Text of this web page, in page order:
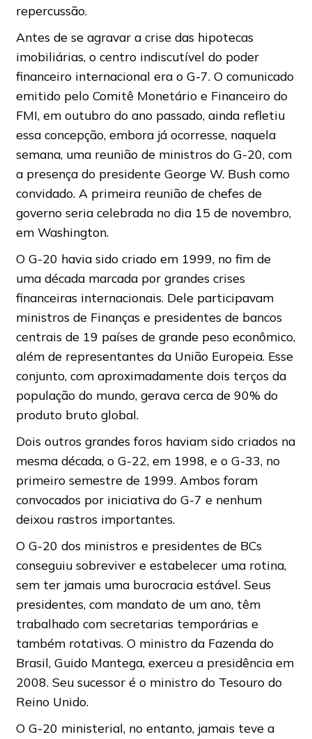
repercussão.
Antes de se agravar a crise das hipotecas
imobiliárias, o centro indiscutível do poder
financeiro internacional era o G-7. O comunicado
emitido pelo Comitê Monetário e Financeiro do
FMI, em outubro do ano passado, ainda refletiu
essa concepção, embora já ocorresse, naquela
semana, uma reunião de ministros do G-20, com
a presença do presidente George W. Bush como
convidado. A primeira reunião de chefes de
governo seria celebrada no dia 15 de novembro,
em Washington.
O G-20 havia sido criado em 1999, no fim de
uma década marcada por grandes crises
financeiras internacionais. Dele participavam
ministros de Finanças e presidentes de bancos
centrais de 19 países de grande peso econômico,
além de representantes da União Europeia. Esse
conjunto, com aproximadamente dois terços da
população do mundo, gerava cerca de 90% do
produto bruto global.
Dois outros grandes foros haviam sido criados na
mesma década, o G-22, em 1998, e o G-33, no
primeiro semestre de 1999. Ambos foram
convocados por iniciativa do G-7 e nenhum
deixou rastros importantes.
O G-20 dos ministros e presidentes de BCs
conseguiu sobreviver e estabelecer uma rotina,
sem ter jamais uma burocracia estável. Seus
presidentes, com mandato de um ano, têm
trabalhado com secretarias temporárias e
também rotativas. O ministro da Fazenda do
Brasil, Guido Mantega, exerceu a presidência em
2008. Seu sucessor é o ministro do Tesouro do
Reino Unido.
O G-20 ministerial, no entanto, jamais teve a